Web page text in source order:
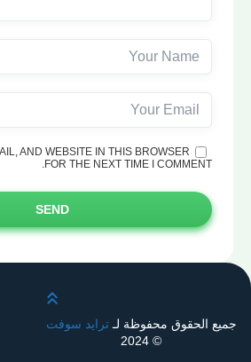
AND WEBSITE IN THIS BROWSER
FOR THE NEXT TIME I COMMENT.
SEND
قم
جميع الحقوق محفوظة لـترايد سوفت
© 2024